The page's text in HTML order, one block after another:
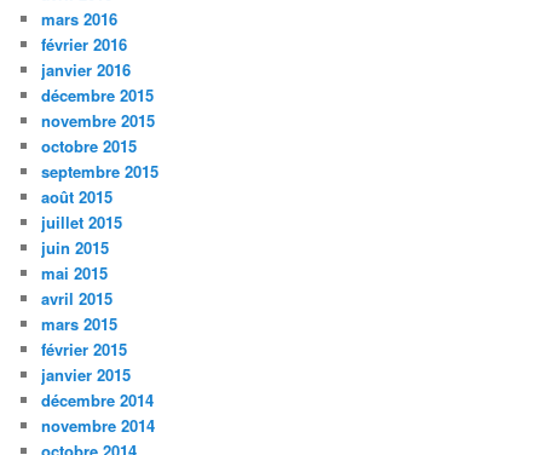
mars 2016
février 2016
janvier 2016
décembre 2015
novembre 2015
octobre 2015
septembre 2015
août 2015
juillet 2015
juin 2015
mai 2015
avril 2015
mars 2015
février 2015
janvier 2015
décembre 2014
novembre 2014
octobre 2014